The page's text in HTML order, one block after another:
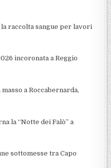
raccolta sangue per lavori
incoronata a Reggio
a Roccabernarda,
la “Notte dei Falò” a
sottomesse tra Capo